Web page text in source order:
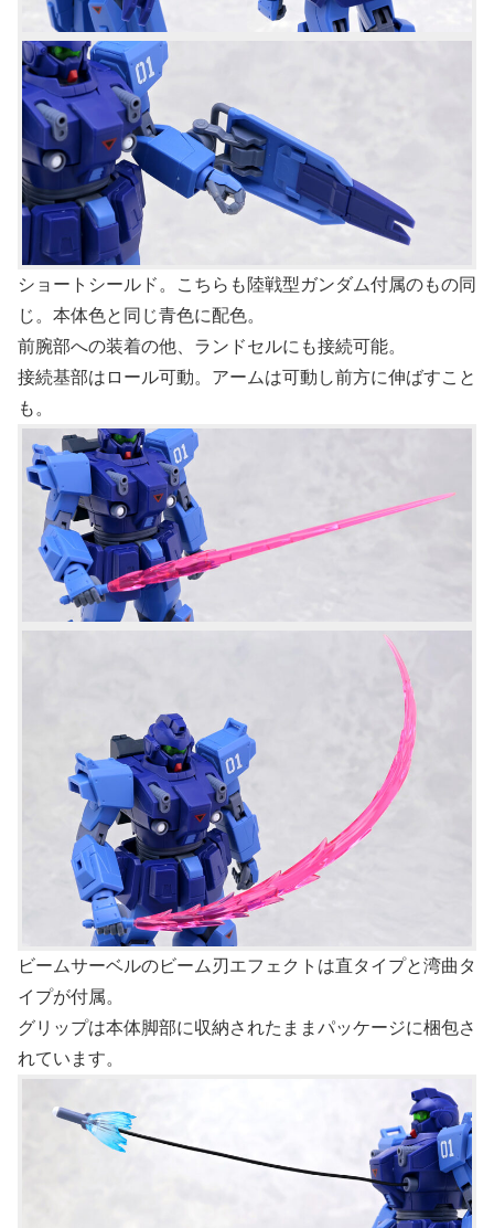
ショートシールド。こちらも陸戦型ガンダム付属のもの同
じ。本体色と同じ青色に配色。
前腕部への装着の他、ランドセルにも接続可能。
接続基部はロール可動。アームは可動し前方に伸ばすこと
も。
ビームサーベルのビーム刃エフェクトは直タイプと湾曲タ
イプが付属。
グリップは本体脚部に収納されたままパッケージに梱包さ
れています。